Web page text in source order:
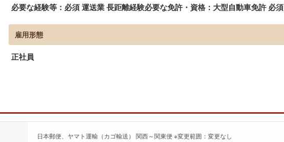
必要な経験等：必須 運送業 長距離経験必要な免許・資格：大型自動車免許 必須
雇用形態
正社員
日本郵便、ヤマト運輸（カゴ輸送） 関西～関東便 ※変更範囲：変更なし